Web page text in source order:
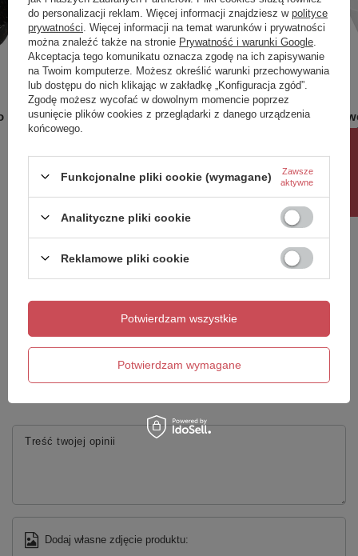
Bambusowa taca kąpielowa do
wanny
899,00 zł / szt.
Wanna
narożna
4
Potrzebujesz pomocy? Masz pytania?
Zadaj pytanie a my odpowiemy niezwłocznie,
najciekawsze pytania i odpowiedzi publikując
dla innych.
Zadaj pytanie
Napisz swoją opinię
Twoja ocena:
Treść twojej opinii
Dodaj własne zdjęcie produktu:
do personalizacji reklam. Więcej informacji znajdziesz w polityce
prywatności . Więcej informacji na temat warunków i prywatności
można znaleźć także na stronie Prywatność i warunki Google
Akceptacja tego komunikatu oznacza zgodę na ich zapisywanie
na Twoim komputerze. Możesz określić warunki przechowywania
lub dostępu do nich klikając w zakładkę „Konfiguracja zgód”.
Zgodę możesz wycofać w dowolnym momencie poprzez
usunięcie plików cookies z przeglądarki z danego urządzenia
końcowego.
Funkcjonalne pliki cookie (wymagane)
Zawsze
aktywne
Analityczne pliki cookie
Reklamowe pliki cookie
Potwierdzam wymagane
Potwierdzam wszystkie